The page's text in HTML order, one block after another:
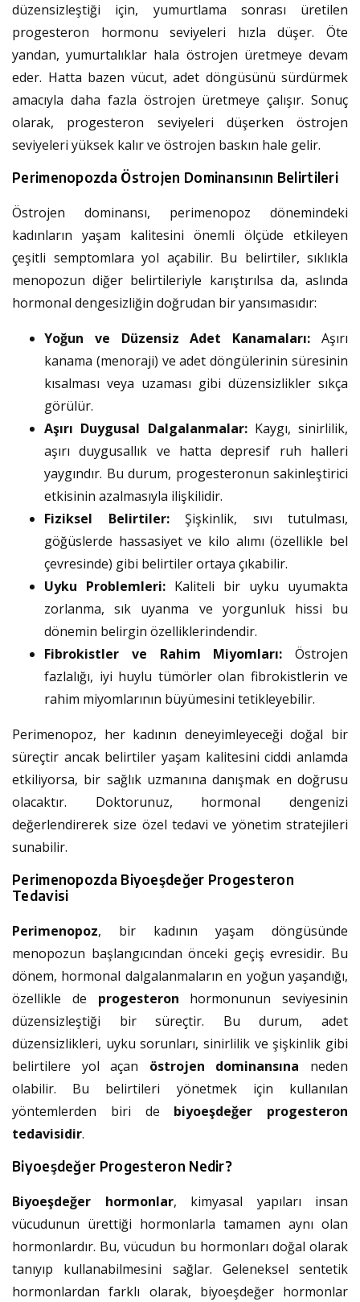
düzensizleştiği için, yumurtlama sonrası üretilen
progesteron hormonu seviyeleri hızla düşer. Öte
yandan, yumurtalıklar hala östrojen üretmeye devam
eder. Hatta bazen vücut, adet döngüsünü sürdürmek
amacıyla daha fazla östrojen üretmeye çalışır. Sonuç
olarak, progesteron seviyeleri düşerken östrojen
seviyeleri yüksek kalır ve östrojen baskın hale gelir.
Perimenopozda Östrojen Dominansının Belirtileri
Östrojen dominansı, perimenopoz dönemindeki
kadınların yaşam kalitesini önemli ölçüde etkileyen
çeşitli semptomlara yol açabilir. Bu belirtiler, sıklıkla
menopozun diğer belirtileriyle karıştırılsa da, aslında
hormonal dengesizliğin doğrudan bir yansımasıdır:
Yoğun ve Düzensiz Adet Kanamaları: Aşırı
kanama (menoraji) ve adet döngülerinin süresinin
kısalması veya uzaması gibi düzensizlikler sıkça
görülür.
Aşırı Duygusal Dalgalanmalar:Kaygı, sinirlilik,
aşırı duygusallık ve hatta depresif ruh halleri
yaygındır. Bu durum, progesteronun sakinleştirici
etkisinin azalmasıyla ilişkilidir.
Fiziksel Belirtiler:Şişkinlik, sıvı tutulması,
göğüslerde hassasiyet ve kilo alımı (özellikle bel
çevresinde) gibi belirtiler ortaya çıkabilir.
Uyku Problemleri: Kaliteli bir uyku uyumakta
zorlanma, sık uyanma ve yorgunluk hissi bu
dönemin belirgin özelliklerindendir.
Fibrokistler ve Rahim Miyomları: Östrojen
fazlalığı, iyi huylu tümörler olan fibrokistlerin ve
rahim miyomlarının büyümesini tetikleyebilir.
Perimenopoz, her kadının deneyimleyeceği doğal bir
süreçtir ancak belirtiler yaşam kalitesini ciddi anlamda
etkiliyorsa, bir sağlık uzmanına danışmak en doğrusu
olacaktır. Doktorunuz, hormonal dengenizi
değerlendirerek size özel tedavi ve yönetim stratejileri
sunabilir.
Perimenopozda Biyoeşdeğer Progesteron
Tedavisi
Perimenopoz, bir kadının yaşam döngüsünde
menopozun başlangıcından önceki geçiş evresidir. Bu
dönem, hormonal dalgalanmaların en yoğun yaşandığı,
özellikle de progesteron hormonunun seviyesinin
düzensizleştiği bir süreçtir. Bu durum, adet
düzensizlikleri, uyku sorunları, sinirlilik ve şişkinlik gibi
belirtilere yol açan östrojen dominansına neden
olabilir. Bu belirtileri yönetmek için kullanılan
yöntemlerden biri de biyoeşdeğer progesteron
tedavisidir.
Biyoeşdeğer Progesteron Nedir?
Biyoeşdeğer hormonlar, kimyasal yapıları insan
vücudunun ürettiği hormonlarla tamamen aynı olan
hormonlardır. Bu, vücudun bu hormonları doğal olarak
tanıyıp kullanabilmesini sağlar. Geleneksel sentetik
hormonlardan farklı olarak, biyoeşdeğer hormonlar